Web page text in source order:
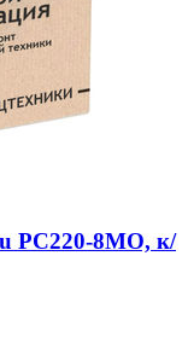
PC220-8MO, к/